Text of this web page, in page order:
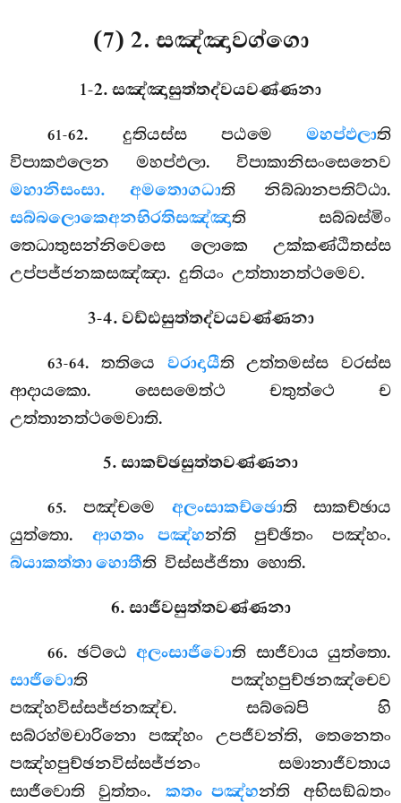
(7) 2. සඤ්ඤාවග්ගො
1-2. සඤ්ඤාසුත්තද්වයවණ්ණනා
61-62. දුතියස්ස පඨමෙ මහප්ඵලාති
විපාකඵලෙන මහප්ඵලා. විපාකානිසංසෙනෙව
මහානිසංසා. අමතොගධාති නිබ්බානපතිට්ඨා.
සබ්බලොකෙඅනභිරතිසඤ්ඤාති සබ්බස්මිං
තෙධාතුසන්නිවෙසෙ ලොකෙ උක්කණ්ඨිතස්ස
උප්පජ්ජනකසඤ්ඤා. දුතියං උත්තානත්ථමෙව.
3-4. වඩ්ඪසුත්තද්වයවණ්ණනා
63-64. තතියෙ වරාදායීති උත්තමස්ස වරස්ස
ආදායකො. සෙසමෙත්ථ චතුත්ථෙ ච
උත්තානත්ථමෙවාති.
5. සාකච්ඡසුත්තවණ්ණනා
65. පඤ්චමෙ අලංසාකච්ඡොති සාකච්ඡාය
යුත්තො. ආගතං පඤ්හන්ති පුච්ඡිතං පඤ්හං.
බ්යාකත්තා හොතීති විස්සජ්ජිතා හොති.
6. සාජීවසුත්තවණ්ණනා
66. ඡට්ඨෙඅලංසාජීවොති සාජීවාය යුත්තො.
සාජීවොති පඤ්හපුච්ඡනඤ්චෙව
පඤ්හවිස්සජ්ජනඤ්ච. සබ්බෙපි හි
සබ්රහ්මචාරිනො පඤ්හං උපජීවන්ති, තෙනෙතං
පඤ්හපුච්ඡනවිස්සජ්ජනං සමානාජීවතාය
සාජීවොති වුත්තං. කතං පඤ්හන්ති අභිසඞ්ඛතං